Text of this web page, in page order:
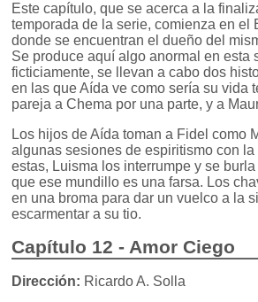
Este capítulo, que se acerca a la
temporada de la serie, comienza en el
donde se encuentran el dueño del
Se produce aquí algo anormal en esta
ficticiamente, se llevan a cabo dos
en las que Aída ve como sería su vida
pareja a Chema por una parte, y a
Los hijos de Aída toman a Fidel como
algunas sesiones de espiritismo con
estas, Luisma los interrumpe y se
que ese mundillo es una farsa. Los
en una broma para dar un vuelco a la
escarmentar a su tio.
Capítulo 12 - Amor Ciego
Dirección: Ricardo A. Solla